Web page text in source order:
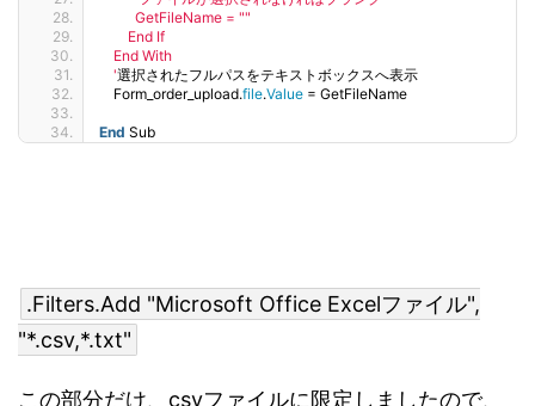
          GetFileName = ""
        End If
    End With
    '
選択されたフルパスをテキストボックスへ表示
    Form_order_upload.
file.Value = GetFileName
End Sub
.Filters.Add "Microsoft Office Excelファイル",
"*.csv,*.txt"
この部分だけ、csvファイルに限定しましたので、